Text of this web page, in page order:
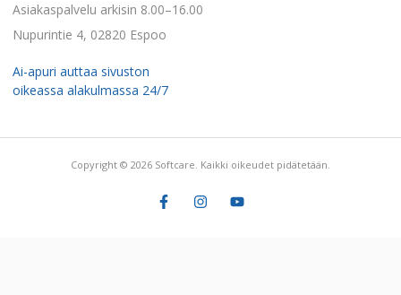
Asiakaspalvelu arkisin 8.00–16.00
Nupurintie 4, 02820 Espoo
Ai-apuri auttaa sivuston
oikeassa alakulmassa 24/7
Copyright © 2026 Softcare. Kaikki oikeudet pidätetään.